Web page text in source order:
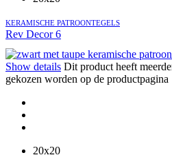
KERAMISCHE PATROONTEGELS
Rev Decor 6
Show details Dit product heeft
gekozen worden op de productpagina
20x20